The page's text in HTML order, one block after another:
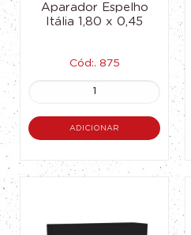
Aparador Espelho
Itália 1,80 x 0,45
Cód:. 875
ADICIONAR